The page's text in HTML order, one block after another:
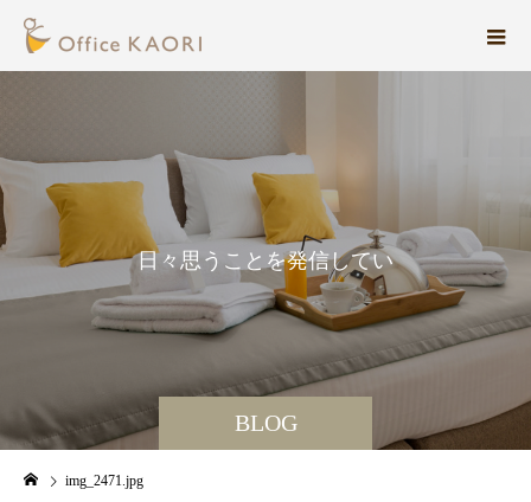
BLOG
日々思うことを発信しています。
img_2471.jpg